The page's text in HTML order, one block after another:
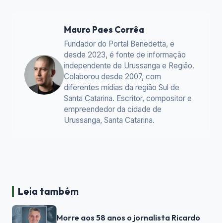
Mauro Paes Corrêa
Fundador do Portal Benedetta, e
desde 2023, é fonte de informação
independente de Urussanga e Região.
Colaborou desde 2007, com
diferentes mídias da região Sul de
Santa Catarina. Escritor, compositor e
empreendedor da cidade de
Urussanga, Santa Catarina.
Leia também
Morre aos 58 anos o jornalista Ricardo